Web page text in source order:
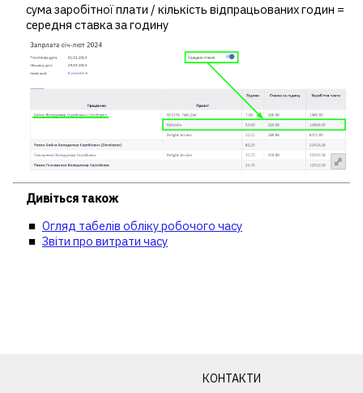
сума заробітної плати / кількість відпрацьованих годин =
середня ставка за годину
Дивіться також
Огляд табелів обліку робочого часу
Звіти про витрати часу
КОНТАКТИ